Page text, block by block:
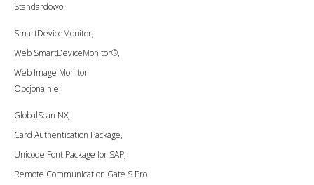
Standardowo:
SmartDeviceMonitor,
Web SmartDeviceMonitor®,
Web Image Monitor
Opcjonalnie:
GlobalScan NX,
Card Authentication Package,
Unicode Font Package for SAP,
Remote Communication Gate S Pro